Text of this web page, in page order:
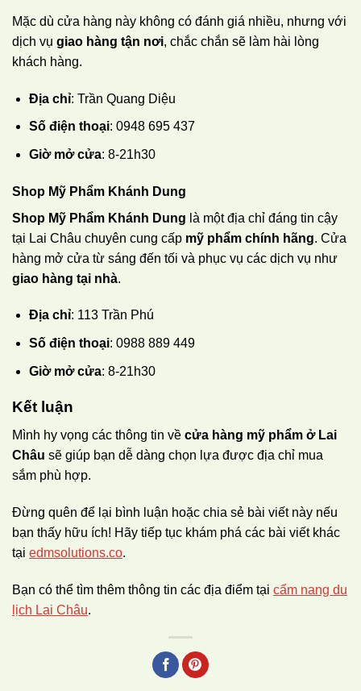
Mặc dù cửa hàng này không có đánh giá nhiều, nhưng với
dịch vụ giao hàng tận nơi, chắc chắn sẽ làm hài lòng
khách hàng.
Địa chỉ: Trần Quang Diệu
Số điện thoại: 0948 695 437
Giờ mở cửa: 8-21h30
Shop Mỹ Phẩm Khánh Dung
Shop Mỹ Phẩm Khánh Dung là một địa chỉ đáng tin cậy
tại Lai Châu chuyên cung cấp mỹ phẩm chính hãng. Cửa
hàng mở cửa từ sáng đến tối và phục vụ các dịch vụ như
giao hàng tại nhà.
Địa chỉ: 113 Trần Phú
Số điện thoại: 0988 889 449
Giờ mở cửa: 8-21h30
Kết luận
Mình hy vọng các thông tin về cửa hàng mỹ phẩm ở Lai
Châu sẽ giúp bạn dễ dàng chọn lựa được địa chỉ mua
sắm phù hợp.
Đừng quên để lại bình luận hoặc chia sẻ bài viết này nếu
bạn thấy hữu ích! Hãy tiếp tục khám phá các bài viết khác
tại edmsolutions.co.
Bạn có thể tìm thêm thông tin các địa điểm tại cẩm nang du
lịch Lai Châu.